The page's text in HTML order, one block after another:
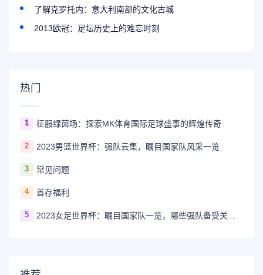
了解克罗托内：意大利南部的文化古城
2013欧冠：足坛历史上的难忘时刻
热门
1 征服绿茵场：探索MK体育国际足球盛事的辉煌传奇
2 2023男篮世界杯：强队云集，瞩目国家队风采一览
3 常见问题
4 首存福利
5 2023女足世界杯：瞩目国家队一览，哪些强队备受关注？